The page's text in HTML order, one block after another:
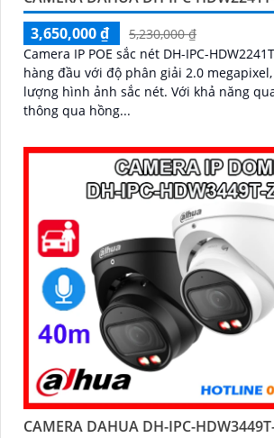
3,650,000 ₫
5,230,000 ₫
Camera IP POE sắc nét DH-IPC-
hàng đầu với độ phân giải 2.0
lượng hình ảnh sắc nét. Với khả năng quan sát ban đêm
thông qua hồng...
CAMERA DAHUA DH-IPC-